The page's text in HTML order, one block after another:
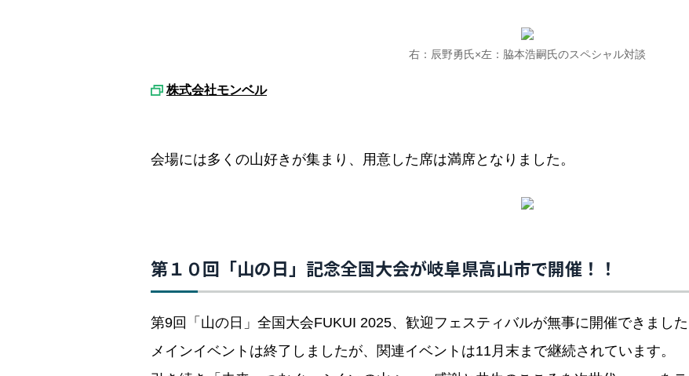
右：辰野勇氏×左：脇本浩嗣氏のスペシャル対談
株式会社モンベル
会場には多くの山好きが集まり、用意した席は満席となりました。
第１０回「山の日」記念全国大会が岐阜県高山市で開催！！
第9回「山の日」全国大会FUKUI 2025、歓迎フェスティバルが無事に開催できました
メインイベントは終了しましたが、関連イベントは11月末まで継続されています。